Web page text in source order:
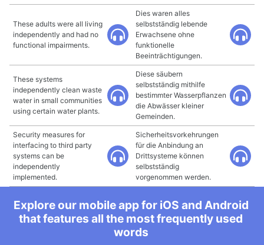
These adults were all living
independently and had no
functional impairments.
Dies waren alles
selbstständig lebende
Erwachsene ohne
funktionelle
Beeinträchtigungen.
These systems
independently clean waste
water in small communities
using certain water plants.
Diese säubern
selbstständig mithilfe
bestimmter Wasserpflanzen
die Abwässer kleiner
Gemeinden.
Security measures for
interfacing to third party
systems can be
independently
implemented.
Sicherheitsvorkehrungen
für die Anbindung an
Drittsysteme können
selbstständig
vorgenommen werden.
Explore our mobile app for iOS and Android
that features all the most frequently used
words